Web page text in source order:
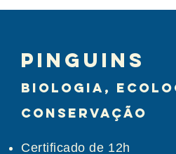
PinguinS
biologia,
conservação
Certificado de 12h